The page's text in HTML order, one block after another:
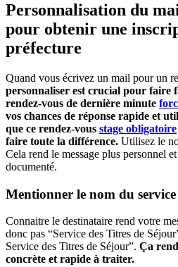
Personnalisation du
pour obtenir une
préfecture
Quand vous écrivez un mail pour un
personnaliser est crucial pour faire
rendez-vous de dernière minute
vos chances de réponse rapide et
que ce rendez-vous stage obligatoire
faire toute la différence. Utilisez le
Cela rend le message plus personnel
documenté.
Mentionner le nom du
Connaitre le destinataire rend votre
donc pas “Service des Titres de
Service des Titres de Séjour”. Ça
concrète et rapide à traiter.